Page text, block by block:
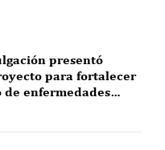
presentó
para fortalecer
de enfermedades
peruana